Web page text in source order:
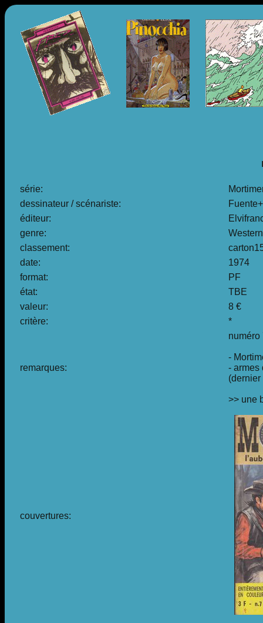
série:
dessinateur / scénariste:
éditeur:
genre:
Western
classement:
date:
1974
format:
PF
état:
TBE
valeur:
8 €
critère:
*
remarques:
numéro
-
- armes
>> une
couvertures: